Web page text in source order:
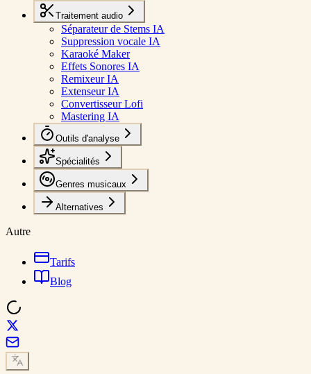
Traitement audio
Séparateur de Stems IA
Suppression vocale IA
Karaoké Maker
Effets Sonores IA
Remixeur IA
Extenseur IA
Convertisseur Lofi
Mastering IA
Outils d'analyse
Spécialités
Genres musicaux
Alternatives
Autre
Tarifs
Blog